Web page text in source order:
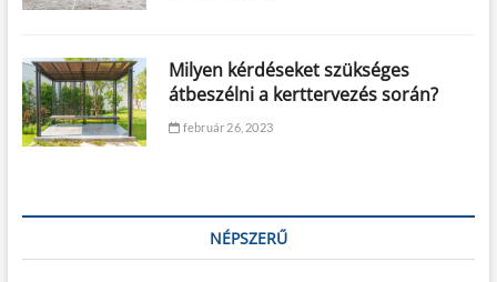
Milyen kérdéseket szükséges
átbeszélni a kerttervezés során?
február 26, 2023
NÉPSZERŰ